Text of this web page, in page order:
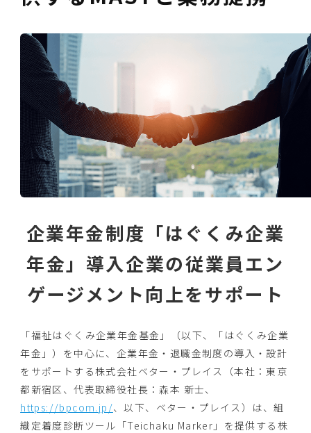
企業年金制度「はぐくみ企業
年金」導入企業の従業員エン
ゲージメント向上をサポート
「福祉はぐくみ企業年金基金」（以下、「はぐくみ企業
年金」） を中心に、企業年金・退職金制度の導入・設計
をサポートする株式会社ベター・プレイス（本社：東京
都新宿区、代表取締役社長：森本 新士、
https://bpcom.jp/、以下、ベター・ プレイス）は、組
織定着度診断ツール「Teichaku Marker」を提供する株